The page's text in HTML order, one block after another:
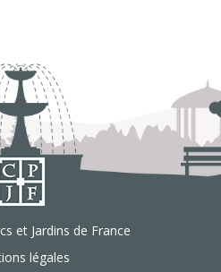
et Jardins de France
légales